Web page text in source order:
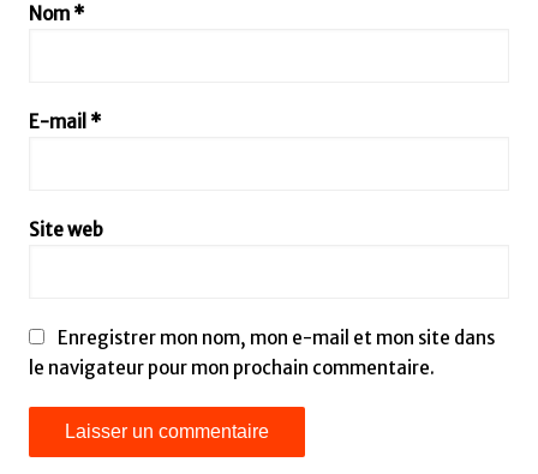
Nom *
E-mail *
Site web
Enregistrer mon nom, mon e-mail et mon site dans
le navigateur pour mon prochain commentaire.